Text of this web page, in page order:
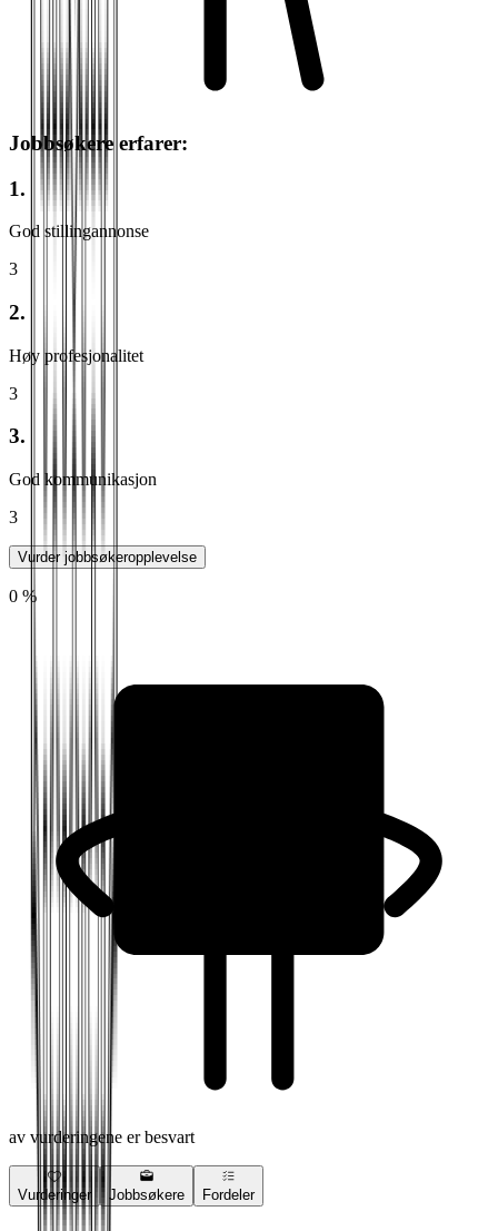
Jobbsøkere erfarer:
1.
God stillingannonse
3
2.
Høy profesjonalitet
3
3.
God kommunikasjon
3
Vurder jobbsøkeropplevelse
0 %
av vurderingene er besvart
Vurderinger Jobbsøkere Fordeler